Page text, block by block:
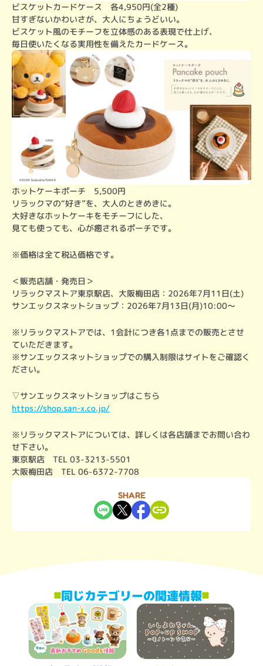
ビスケットカードケース　各4,950円(全2種)
甘すぎないかわいさが、大人にちょうどいい。
ビスケット風のモチーフを立体感のある表現で仕上げ、
毎日使いたくなる実用性を備えたカードケース。
ホットケーキポーチ　5,500円
リラックマの“好き”を、大人のときめきに。
大好きなホットケーキをモチーフにした、
見ても使っても、心が癒されるポーチです。
※価格は全て税込価格です。
＜販売店舗・発売日＞
リラックマストア東京駅店、大阪梅田店：2026年7月11日(土)
サンエックスネットショップ：2026年7月13日(月)10:00～
※リラックマストアでは、1会計につき各1点までの販売とさせ
ていただきます。
※サンエックスネットショップでの購入制限はサイトをご確認く
ださい。
https://shop.san-x.co.jp/
※リラックマストアについては、詳しくは各店舗までお問い合わ
せ下さい。
東京駅店　TEL 03-3213-5501
大阪梅田店　TEL 06-6372-7708
SHARE
同じカテゴリーの関連情報